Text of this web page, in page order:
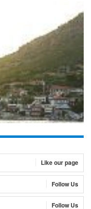
Like our page
Follow Us
Follow Us